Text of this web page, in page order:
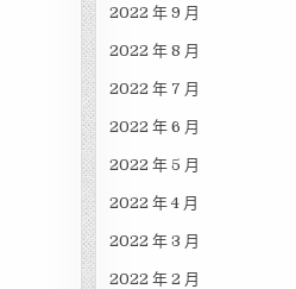
2022 年 9 月
2022 年 8 月
2022 年 7 月
2022 年 6 月
2022 年 5 月
2022 年 4 月
2022 年 3 月
2022 年 2 月